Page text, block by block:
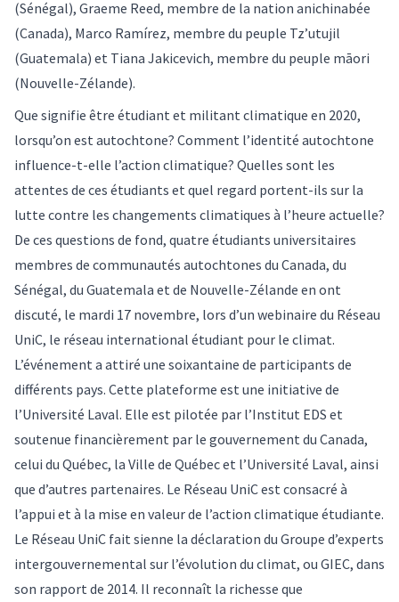
(Sénégal), Graeme Reed, membre de la nation anichinabée
(Canada), Marco Ramírez, membre du peuple Tz’utujil
(Guatemala) et Tiana Jakicevich, membre du peuple māori
(Nouvelle-Zélande).
Que signifie être étudiant et militant climatique en 2020,
lorsqu’on est autochtone? Comment l’identité autochtone
influence-t-elle l’action climatique? Quelles sont les
attentes de ces étudiants et quel regard portent-ils sur la
lutte contre les changements climatiques à l’heure actuelle?
De ces questions de fond, quatre étudiants universitaires
membres de communautés autochtones du Canada, du
Sénégal, du Guatemala et de Nouvelle-Zélande en ont
discuté, le mardi 17 novembre, lors d’un webinaire du Réseau
UniC, le réseau international étudiant pour le climat.
L’événement a attiré une soixantaine de participants de
différents pays. Cette plateforme est une initiative de
l’Université Laval. Elle est pilotée par l’Institut EDS et
soutenue financièrement par le gouvernement du Canada,
celui du Québec, la Ville de Québec et l’Université Laval, ainsi
que d’autres partenaires. Le Réseau UniC est consacré à
l’appui et à la mise en valeur de l’action climatique étudiante.
Le Réseau UniC fait sienne la déclaration du Groupe d’experts
intergouvernemental sur l’évolution du climat, ou GIEC, dans
son rapport de 2014. Il reconnaît la richesse que